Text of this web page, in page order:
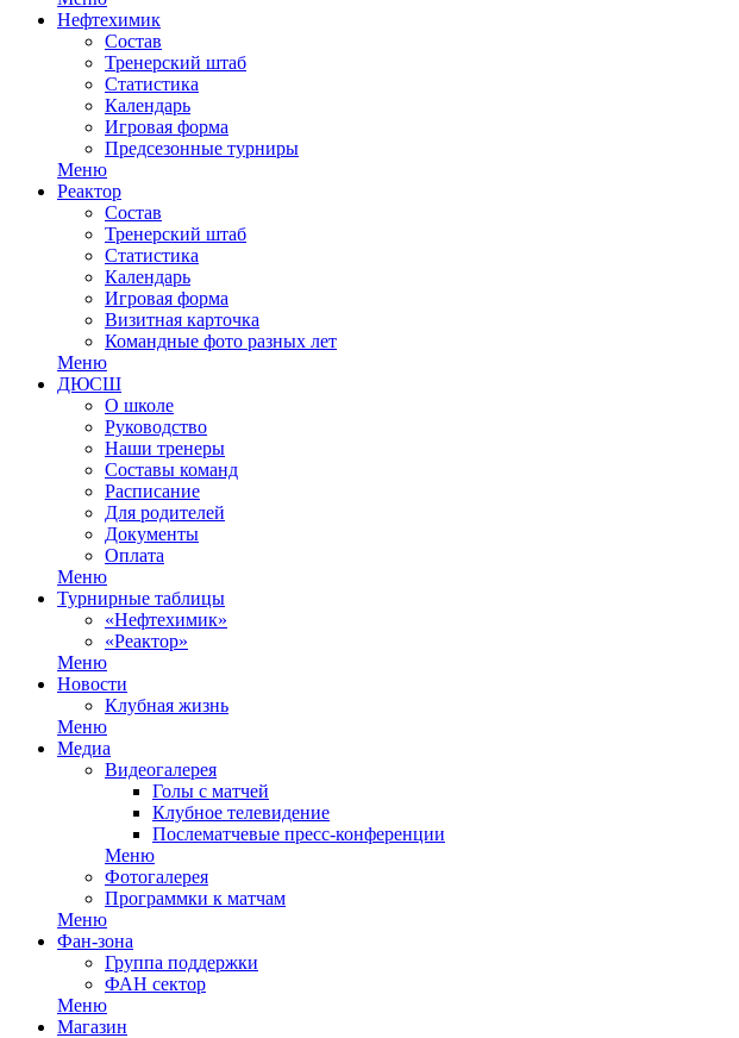
Нефтехимик
Состав
Тренерский штаб
Статистика
Календарь
Игровая форма
Предсезонные турниры
Меню
Реактор
Состав
Тренерский штаб
Статистика
Календарь
Игровая форма
Визитная карточка
Командные фото разных лет
Меню
ДЮСШ
О школе
Руководство
Наши тренеры
Составы команд
Расписание
Для родителей
Документы
Оплата
Меню
Турнирные таблицы
«Нефтехимик»
«Реактор»
Меню
Новости
Клубная жизнь
Меню
Медиа
Видеогалерея
Голы с матчей
Клубное телевидение
Послематчевые пресс-конференции
Меню
Фотогалерея
Программки к матчам
Меню
Фан-зона
Группа поддержки
ФАН сектор
Меню
Магазин